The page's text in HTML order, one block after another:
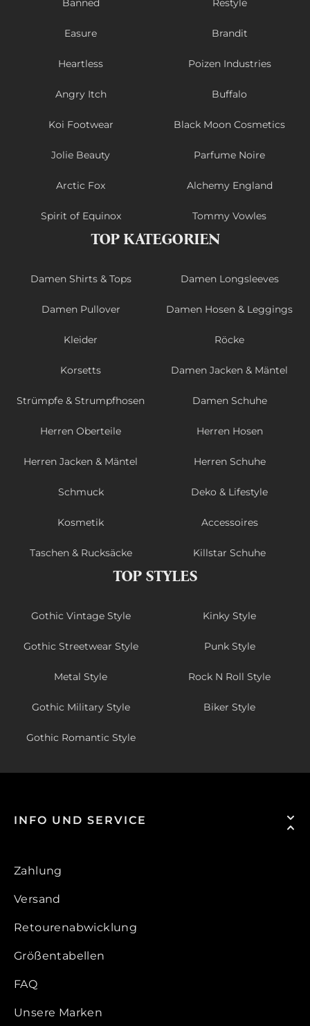
Easure Brandit
Heartless Poizen Industries
Angry Itch Buffalo
Koi Footwear Black Moon Cosmetics
Jolie Beauty Parfume Noire
Arctic Fox Alchemy England
Spirit of Equinox Tommy Vowles
TOP KATEGORIEN
Damen Shirts & Tops Damen Longsleeves
Damen Pullover Damen Hosen & Leggings
Kleider Röcke
Korsetts Damen Jacken & Mäntel
Strümpfe & Strumpfhosen Damen Schuhe
Herren Oberteile Herren Hosen
Herren Jacken & Mäntel Herren Schuhe
Schmuck Deko & Lifestyle
Kosmetik Accessoires
Taschen & Rucksäcke Killstar Schuhe
TOP STYLES
Gothic Vintage Style Kinky Style
Gothic Streetwear Style Punk Style
Metal Style Rock N Roll Style
Gothic Military Style Biker Style
Gothic Romantic Style
INFO UND SERVICE
Zahlung
Versand
Retourenabwicklung
Größentabellen
FAQ
Unsere Marken